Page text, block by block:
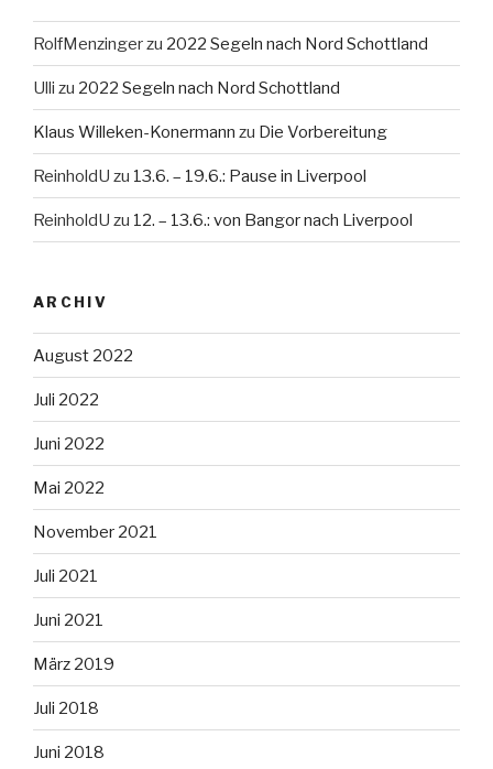
RolfMenzingerzu 2022 Segeln nach Nord Schottland
Ulli zu 2022 Segeln nach Nord Schottland
Klaus Willeken-Konermann zu Die Vorbereitung
ReinholdU zu 13.6. – 19.6.: Pause in Liverpool
ReinholdU zu 12. – 13.6.: von Bangor nach Liverpool
ARCHIV
August 2022
Juli 2022
Juni 2022
Mai 2022
November 2021
Juli 2021
Juni 2021
März 2019
Juli 2018
Juni 2018